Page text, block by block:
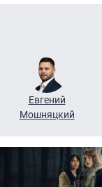
Евгений
Мошняцкий